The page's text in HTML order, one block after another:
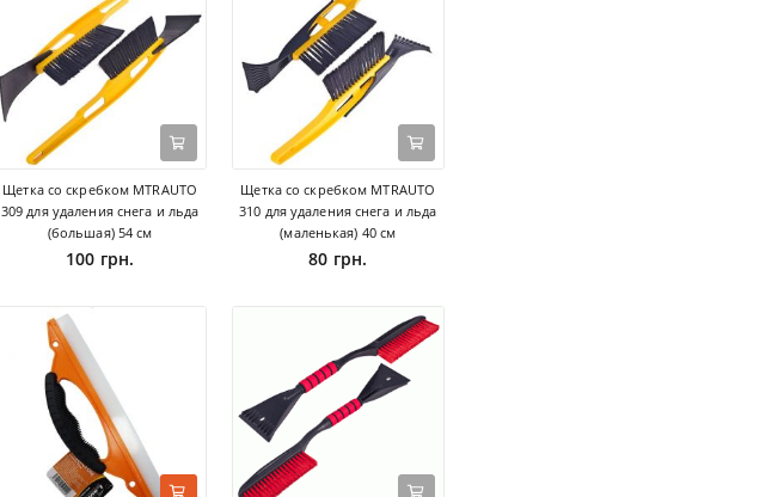
Щетка со скребком MTRAUTO
309 для удаления снега и льда
(большая) 54 см
100 грн.
Щетка со скребком MTRAUTO
310 для удаления снега и льда
(маленькая) 40 см
80 грн.